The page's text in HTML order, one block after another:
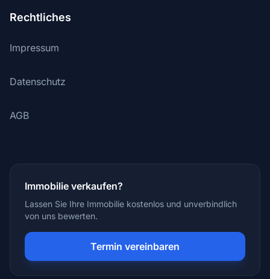
Rechtliches
Impressum
Datenschutz
AGB
Immobilie verkaufen?
Lassen Sie Ihre Immobilie kostenlos und unverbindlich
von uns bewerten.
Termin vereinbaren